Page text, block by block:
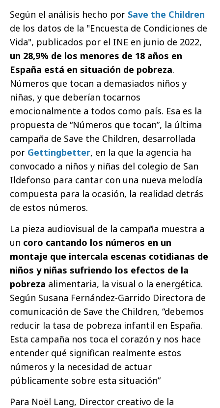
Según el análisis hecho por Save the Children
de los datos de la "Encuesta de Condiciones de
Vida", publicados por el INE en junio de 2022,
un 28,9% de los menores de 18 años en
España está en situación de pobreza.
Números que tocan a demasiados niños y
niñas, y que deberían tocarnos
emocionalmente a todos como país. Esa es la
propuesta de “Números que tocan”, la última
campaña de Save the Children, desarrollada
por Gettingbetter, en la que la agencia ha
convocado a niños y niñas del colegio de San
Ildefonso para cantar con una nueva melodía
compuesta para la ocasión, la realidad detrás
de estos números.
La pieza audiovisual de la campaña muestra a
un coro cantando los números en un
montaje que intercala escenas cotidianas de
niños y niñas sufriendo los efectos de la
pobreza alimentaria, la visual o la energética.
Según Susana Fernández-Garrido Directora de
comunicación de Save the Children, “debemos
reducir la tasa de pobreza infantil en España.
Esta campaña nos toca el corazón y nos hace
entender qué significan realmente estos
números y la necesidad de actuar
públicamente sobre esta situación”
Para Noël Lang, Director creativo de la